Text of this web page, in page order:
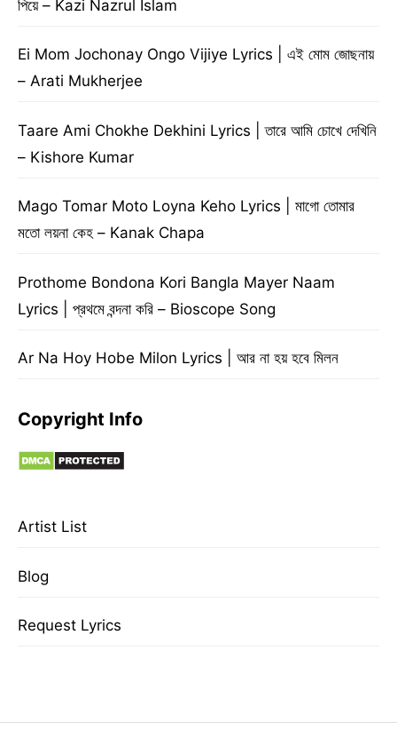
পিয়ে – Kazi Nazrul Islam
Ei Mom Jochonay Ongo Vijiye Lyrics | এই মোম জোছনায়
– Arati Mukherjee
Taare Ami Chokhe Dekhini Lyrics | তারে আমি চোখে দেখিনি
– Kishore Kumar
Mago Tomar Moto Loyna Keho Lyrics | মাগো তোমার
মতো লয়না কেহ – Kanak Chapa
Prothome Bondona Kori Bangla Mayer Naam
Lyrics | প্রথমে বন্দনা করি – Bioscope Song
Ar Na Hoy Hobe Milon Lyrics | আর না হয় হবে মিলন
Copyright Info
Artist List
Blog
Request Lyrics